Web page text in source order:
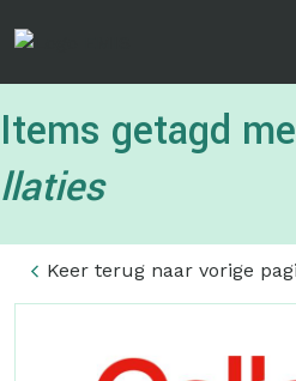
Items getagd
llaties
Keer terug naar vorige